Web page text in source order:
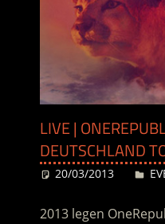
LIVE |
DEUTSCHLAND
20/03/2013
2013 legen